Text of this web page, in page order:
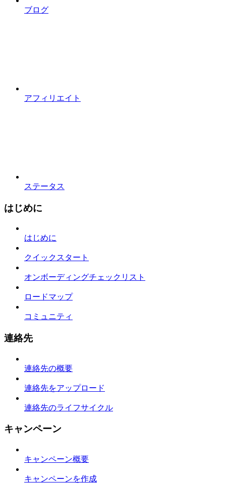
ブログ
アフィリエイト
ステータス
はじめに
はじめに
クイックスタート
オンボーディングチェックリスト
ロードマップ
コミュニティ
連絡先
連絡先の概要
連絡先をアップロード
連絡先のライフサイクル
キャンペーン
キャンペーン概要
キャンペーンを作成